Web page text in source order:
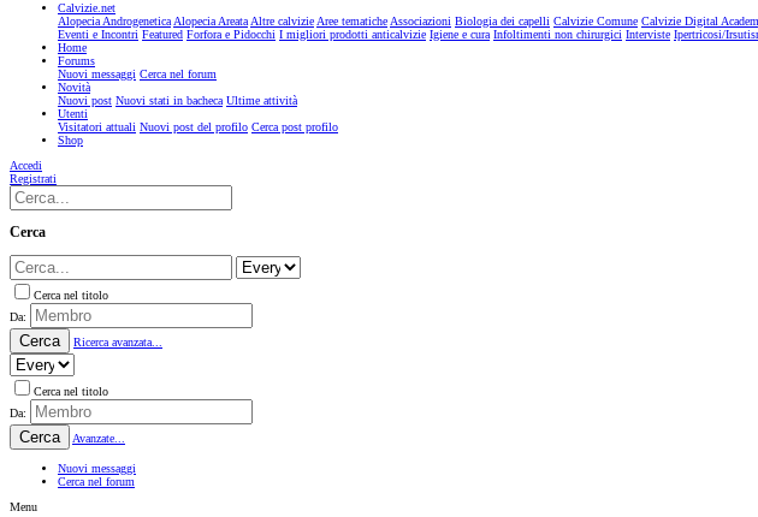
Calvizie.net
Alopecia AndrogeneticaAlopecia AreataAltre calvizieAree tematicheAssociazioni Biologia dei capelli Calvizie Comune Calvizie Digital
Eventi e Incontri Featured Forfora e Pidocchi I migliori prodotti anticalvizie Igiene e cura Infoltimenti non chirurgici Interviste Ipertricosi/
Home
Forums
Nuovi messaggi Cerca nel forum
Novità
Nuovi post Nuovi stati in bacheca Ultime attività
Utenti
Visitatori attuali Nuovi post del profilo Cerca post profilo
Shop
Accedi
Registrati
Cerca
Cerca nel titolo
Da:
Cerca Ricerca avanzata...
Cerca nel titolo
Da:
Cerca Avanzate...
Nuovi messaggi
Cerca nel forum
Menu